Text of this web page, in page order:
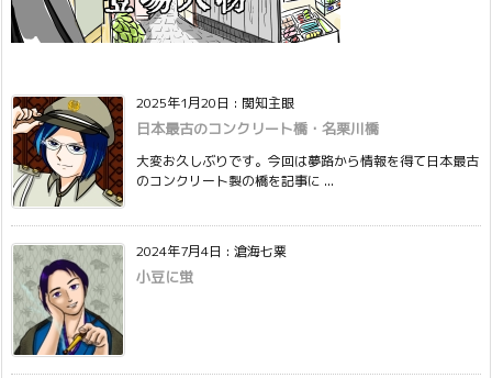
2025年1月20日 : 関知主眼
日本最古のコンクリート橋・名栗川橋
大変お久しぶりです。今回は夢路から情報を得て日本最古
のコンクリート製の橋を記事に ...
2024年7月4日 : 滄海七粟
小豆に蛍